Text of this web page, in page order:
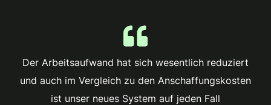
Der Arbeitsaufwand hat sich wesentlich reduziert
und auch im Vergleich zu den Anschaffungskosten
ist unser neues System auf jeden Fall